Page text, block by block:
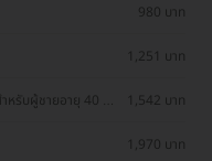
980 บาท
1,251 บาท
หรับผู้ชายอายุ 40 ปี
1,542 บาท
1,970 บาท